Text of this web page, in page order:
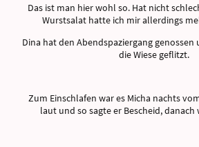
Das ist man hier wohl so. Hat nicht
Wurstsalat hatte ich mir allerdings
Dina hat den Abendspaziergang
die Wiese geflitzt.
Zum Einschlafen war es Micha nachts
laut und so sagte er Bescheid, danach